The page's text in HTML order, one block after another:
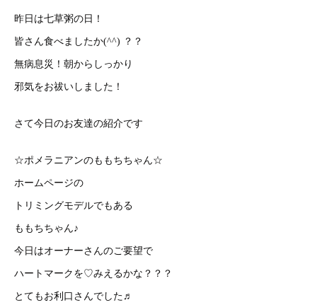
昨日は七草粥の日！
皆さん食べましたか(^^) ？？
無病息災！朝からしっかり
邪気をお祓いしました！
さて今日のお友達の紹介です
☆ポメラニアンのももちちゃん☆
ホームページの
トリミングモデルでもある
ももちちゃん♪
今日はオーナーさんのご要望で
ハートマークを♡みえるかな？？？
とてもお利口さんでした♬